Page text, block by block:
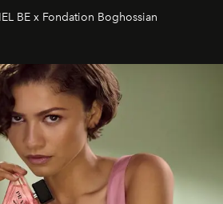
compose un itinéraire
œuvre devient le souvenir
BE x Fondation Boghossian